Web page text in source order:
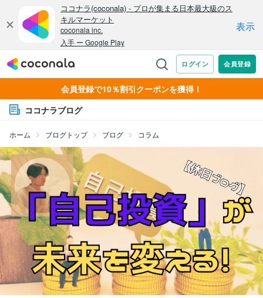
会員登録で10％割引クーポンを獲得！
ココナラブログ
ホーム ブログトップ ブログ コラム